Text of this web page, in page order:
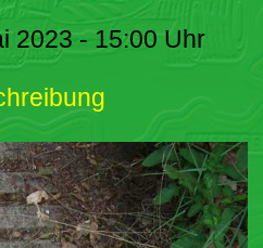
2023 - 15:00 Uhr